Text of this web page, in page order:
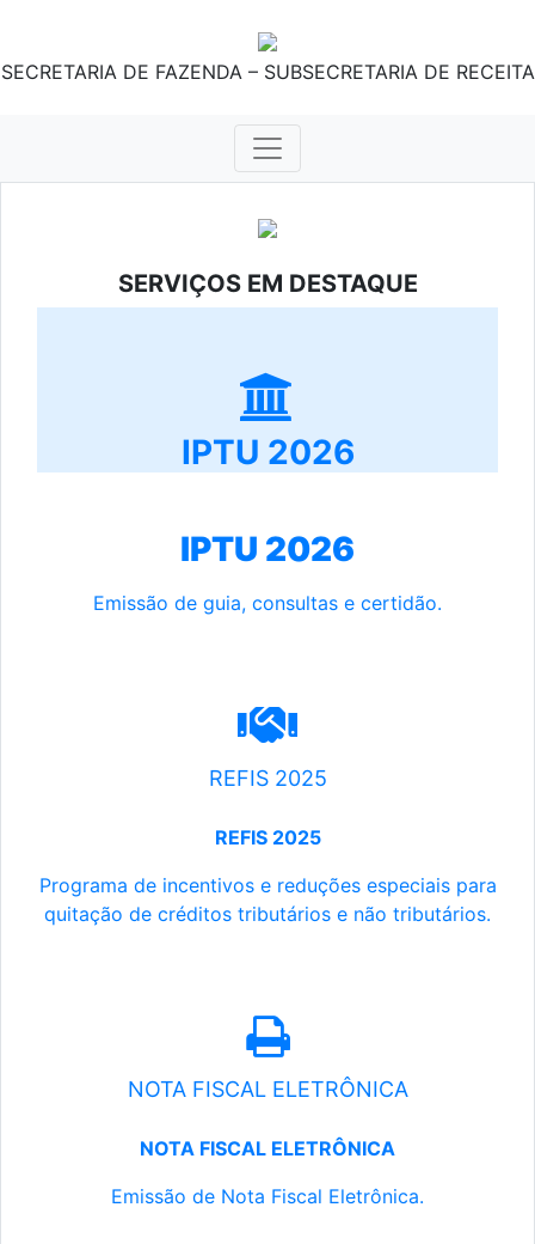
SECRETARIA DE FAZENDA – SUBSECRETARIA DE RECEITA
SERVIÇOS EM DESTAQUE
IPTU 2026
IPTU 2026
Emissão de guia, consultas e certidão.
REFIS 2025
REFIS 2025
Programa de incentivos e reduções especiais para
quitação de créditos tributários e não tributários.
NOTA FISCAL ELETRÔNICA
NOTA FISCAL ELETRÔNICA
Emissão de Nota Fiscal Eletrônica.